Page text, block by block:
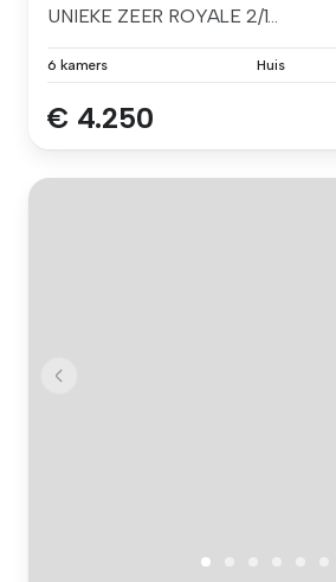
UNIEKE ZEER ROYALE 2/1...
6 kamers Huis
€ 4.250